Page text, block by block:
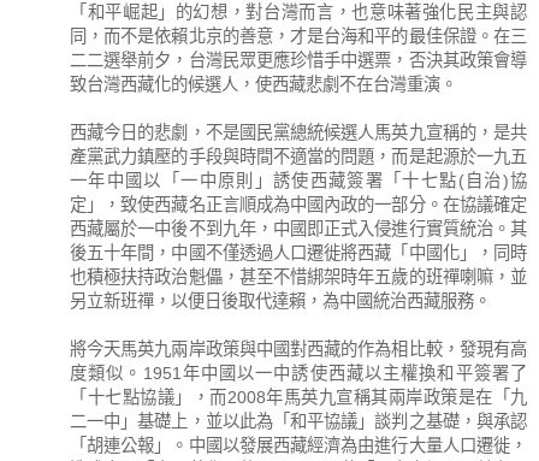
「和平崛起」的幻想，對台灣而言，也意味著強化民主與認
同，而不是依賴北京的善意，才是台海和平的最佳保證。在三
二二選舉前夕，台灣民眾更應珍惜手中選票，否決其政策會導
致台灣西藏化的候選人，使西藏悲劇不在台灣重演。
西藏今日的悲劇，不是國民黨總統候選人馬英九宣稱的，是共
產黨武力鎮壓的手段與時間不適當的問題，而是起源於一九五
一年中國以「一中原則」誘使西藏簽署「十七點(自治)協
定」，致使西藏名正言順成為中國內政的一部分。在協議確定
西藏屬於一中後不到九年，中國即正式入侵進行實質統治。其
後五十年間，中國不僅透過人口遷徙將西藏「中國化」，同時
也積極扶持政治魁儡，甚至不惜綁架時年五歲的班禪喇嘛，並
另立新班禪，以便日後取代達賴，為中國統治西藏服務。
將今天馬英九兩岸政策與中國對西藏的作為相比較，發現有高
度類似。1951年中國以一中誘使西藏以主權換和平簽署了
「十七點協議」，而2008年馬英九宣稱其兩岸政策是在「九
二一中」基礎上，並以此為「和平協議」談判之基礎，與承認
「胡連公報」。中國以發展西藏經濟為由進行大量人口遷徙，